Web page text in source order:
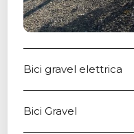
Bici gravel elettrica
Bici Gravel